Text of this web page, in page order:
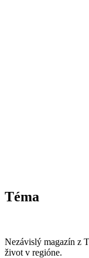
Téma
Nezávislý magazín z
život v regióne.